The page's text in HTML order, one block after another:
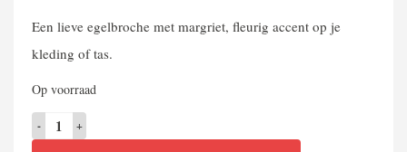
Een lieve egelbroche met margriet, fleurig accent op je
kleding of tas.
Op voorraad
Egelbroche